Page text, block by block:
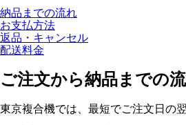
納品までの流れ
お支払方法
返品・キャンセル
配送料金
ご注文から納品までの
東京複合機では、最短でご注文日の